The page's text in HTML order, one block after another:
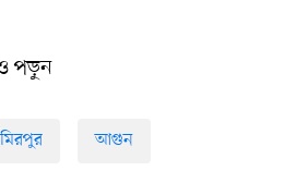
পড়ুন
মিরপুর আগুন